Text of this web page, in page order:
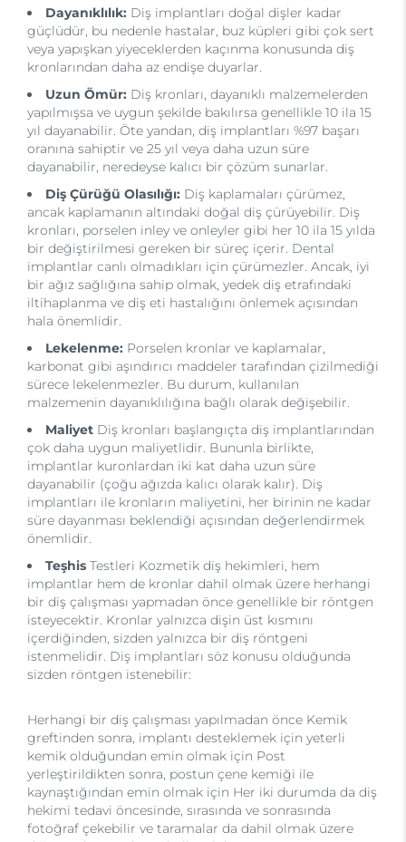
Dayanıklılık: Diş implantları doğal dişler kadar
güçlüdür, bu nedenle hastalar, buz küpleri gibi çok sert
veya yapışkan yiyeceklerden kaçınma konusunda diş
kronlarından daha az endişe duyarlar.
Uzun Ömür: Diş kronları, dayanıklı malzemelerden
yapılmışsa ve uygun şekilde bakılırsa genellikle 10 ila 15
yıl dayanabilir. Öte yandan, diş implantları %97 başarı
oranına sahiptir ve 25 yıl veya daha uzun süre
dayanabilir, neredeyse kalıcı bir çözüm sunarlar.
Diş Çürüğü Olasılığı: Diş kaplamaları çürümez,
ancak kaplamanın altındaki doğal diş çürüyebilir. Diş
kronları, porselen inley ve onleyler gibi her 10 ila 15 yılda
bir değiştirilmesi gereken bir süreç içerir. Dental
implantlar canlı olmadıkları için çürümezler. Ancak, iyi
bir ağız sağlığına sahip olmak, yedek diş etrafındaki
iltihaplanma ve diş eti hastalığını önlemek açısından
hala önemlidir.
Lekelenme: Porselen kronlar ve kaplamalar,
karbonat gibi aşındırıcı maddeler tarafından çizilmediği
sürece lekelenmezler. Bu durum, kullanılan
malzemenin dayanıklılığına bağlı olarak değişebilir.
Maliyet Diş kronları başlangıçta diş implantlarından
çok daha uygun maliyetlidir. Bununla birlikte,
implantlar kuronlardan iki kat daha uzun süre
dayanabilir (çoğu ağızda kalıcı olarak kalır). Diş
implantları ile kronların maliyetini, her birinin ne kadar
süre dayanması beklendiği açısından değerlendirmek
önemlidir.
Teşhis Testleri Kozmetik diş hekimleri, hem
implantlar hem de kronlar dahil olmak üzere herhangi
bir diş çalışması yapmadan önce genellikle bir röntgen
isteyecektir. Kronlar yalnızca dişin üst kısmını
içerdiğinden, sizden yalnızca bir diş röntgeni
istenmelidir. Diş implantları söz konusu olduğunda
sizden röntgen istenebilir:
Herhangi bir diş çalışması yapılmadan önce Kemik
greftinden sonra, implantı desteklemek için yeterli
kemik olduğundan emin olmak için Post
yerleştirildikten sonra, postun çene kemiği ile
kaynaştığından emin olmak için Her iki durumda da diş
hekimi tedavi öncesinde, sırasında ve sonrasında
fotoğraf çekebilir ve taramalar da dahil olmak üzere